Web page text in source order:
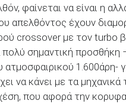
φαίνεται να είναι η
απελθόντος έχουν
crossover με τον turbo
σημαντική προσθήκη
1.600άρη-
να κάνει με τα μηχανικά
που αφορά την